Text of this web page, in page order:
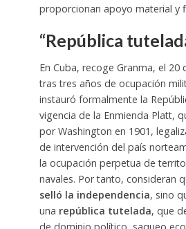
proporcionan apoyo material y
“República
En Cuba, recoge Granma, el 20
tras tres años de ocupación
instauró formalmente la
vigencia de la Enmienda Platt,
por Washington en 1901,
de intervención del país
la ocupación perpetua de
navales. Por tanto, consideran
selló la independencia, sino
una república tutelada, que